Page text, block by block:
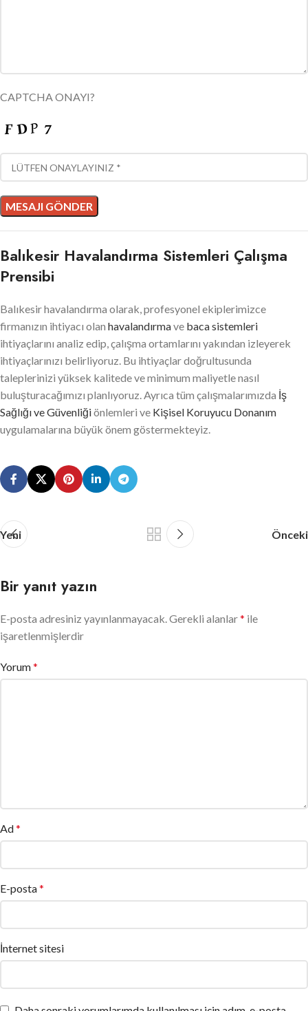
CAPTCHA ONAYI?
Balıkesir Havalandırma Sistemleri Çalışma
Prensibi
Balıkesir havalandırma olarak, profesyonel ekiplerimizce
firmanızın ihtiyacı olan havalandırmave baca sistemleri
ihtiyaçlarını analiz edip, çalışma ortamlarını yakından izleyerek
ihtiyaçlarınızı belirliyoruz. Bu ihtiyaçlar doğrultusunda
taleplerinizi yüksek kalitede ve minimum maliyetle nasıl
buluşturacağımızı planlıyoruz. Ayrıca tüm çalışmalarımızda İş
Sağlığı ve Güvenliğiönlemleri ve Kişisel Koruyucu Donanım
uygulamalarına büyük önem göstermekteyiz.
Yeni Önceki
Bir yanıt yazın
E-posta adresiniz yayınlanmayacak.Gerekli alanlar* ile
işaretlenmişlerdir
Yorum*
Ad*
E-posta*
İnternet sitesi